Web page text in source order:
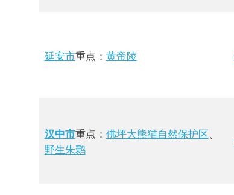
延安市重点： 黄帝陵
汉中市重点： 佛坪大熊猫自然保护区
野生朱鹮